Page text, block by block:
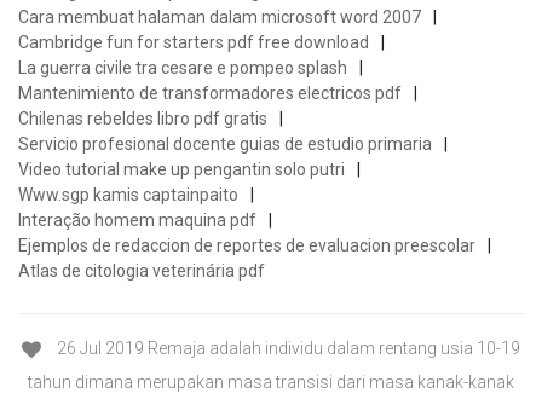
Cara membuat halaman dalam microsoft word 2007
Cambridge fun for starters pdf free download
La guerra civile tra cesare e pompeo splash
Mantenimiento de transformadores electricos pdf
Chilenas rebeldes libro pdf gratis
Servicio profesional docente guias de estudio primaria
Video tutorial make up pengantin solo putri
Www.sgp kamis captainpaito
Interação homem maquina pdf
Ejemplos de redaccion de reportes de evaluacion preescolar
Atlas de citologia veterinária pdf
26 Jul 2019 Remaja adalah individu dalam rentang usia 10-19
tahun dimana merupakan masa transisi dari masa kanak-kanak